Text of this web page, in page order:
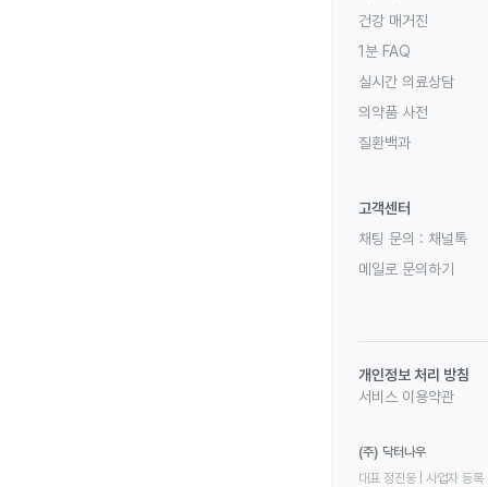
건강 매거진
1분 FAQ
실시간 의료상담
의약품 사전
질환백과
고객센터
채팅 문의 : 채널톡
메일로 문의하기
개인정보 처리 방침
서비스 이용약관
(주) 닥터나우
대표 정진웅 | 사업자